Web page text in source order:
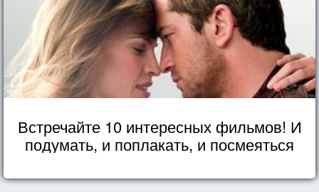
Встречайте 10 интересных фильмов! И
подумать, и поплакать, и посмеяться